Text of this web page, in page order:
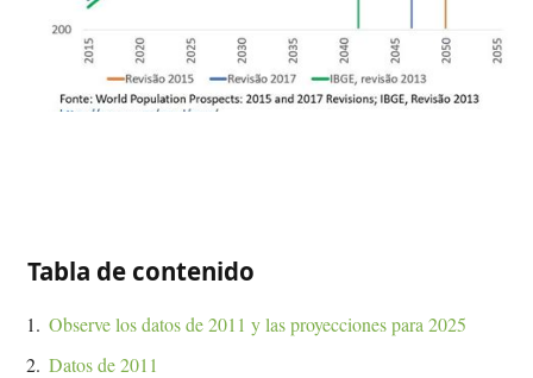
Tabla de contenido
Observe los datos de 2011 y las proyecciones para 2025
Datos de 2011